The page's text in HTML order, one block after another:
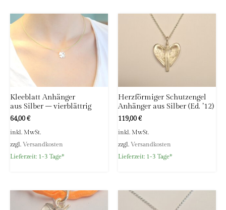
Kleeblatt Anhänger
aus Silber – vierblättrig
64,00€
inkl. MwSt.
zzgl. Versandkosten
Lieferzeit: 1-3 Tage*
Herzförmiger Schutzengel
Anhänger aus Silber (Ed. ’12)
119,00€
inkl. MwSt.
zzgl. Versandkosten
Lieferzeit: 1-3 Tage*